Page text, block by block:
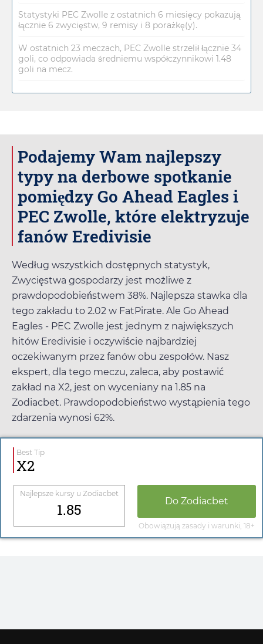
Statystyki PEC Zwolle z ostatnich 6 miesięcy pokazują
łącznie 6 zwycięstw, 9 remisy i 8 porażkę(y).
W ostatnich 23 meczach, PEC Zwolle strzelił łącznie 34
goli, co odpowiada średniemu współczynnikowi 1.48
goli na mecz.
Podajemy Wam najlepszy
typy na derbowe spotkanie
pomiędzy Go Ahead Eagles i
PEC Zwolle, które elektryzuje
fanów Eredivisie
Według wszystkich dostępnych statystyk,
Zwycięstwa gospodarzy jest możliwe z
prawdopodobieństwem 38%. Najlepsza stawka dla
tego zakładu to 2.02 w FatPirate. Ale Go Ahead
Eagles - PEC Zwolle jest jednym z największych
hitów Eredivisie i oczywiście najbardziej
oczekiwanym przez fanów obu zespołów. Nasz
ekspert, dla tego meczu, zaleca, aby postawić
zakład na X2, jest on wyceniany na 1.85 na
Zodiacbet. Prawdopodobieństwo wystąpienia tego
zdarzenia wynosi 62%.
Best Tip
X2
Najlepsze kursy u Zodiacbet
1.85 Do Zodiacbet
Obowiązują zasady i warunki, 18+